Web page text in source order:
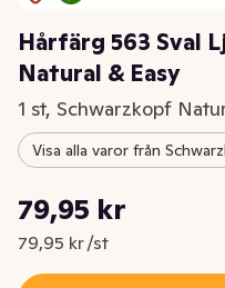
Hårfärg 563 Sval
Natural & Easy
1 st, Schwarzkopf
Visa alla varor från
Nuvarande pris är: 79,95
79,95 kr
79,95 kr /st
Styckpris: 79,95 kr /st